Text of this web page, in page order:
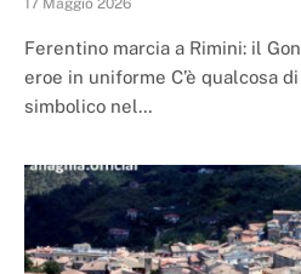
Ferentino marcia a Rimini: il
eroe in uniforme C’è qualcosa
simbolico nel…